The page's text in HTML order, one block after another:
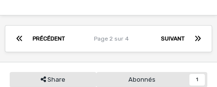
PRÉCÉDENT SUIVANT
Page 2 sur 4
Share Abonnés 1